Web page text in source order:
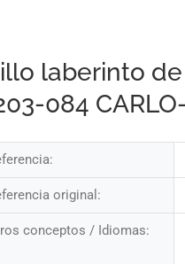
laberinto
084
original:
conceptos / Idiomas: